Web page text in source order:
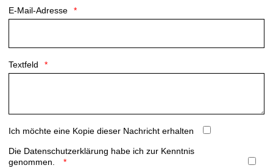
E-Mail-Adresse
Textfeld
Ich möchte eine Kopie dieser Nachricht erhalten
Die Datenschutzerklärung habe ich zur Kenntnis
genommen.